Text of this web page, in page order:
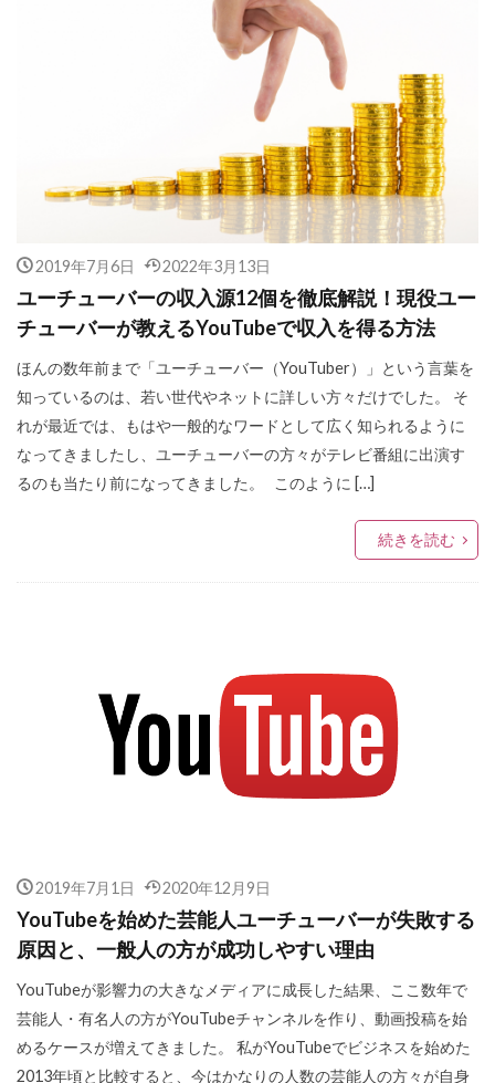
2019年7月6日 2022年3月13日
ユーチューバーの収入源12個を徹底解説！現役ユー
チューバーが教えるYouTubeで収入を得る方法
ほんの数年前まで「ユーチューバー（YouTuber）」という言葉を
知っているのは、若い世代やネットに詳しい方々だけでした。 そ
れが最近では、もはや一般的なワードとして広く知られるように
なってきましたし、ユーチューバーの方々がテレビ番組に出演す
るのも当たり前になってきました。 このように […]
続きを読む
2019年7月1日 2020年12月9日
YouTubeを始めた芸能人ユーチューバーが失敗する
原因と、一般人の方が成功しやすい理由
YouTubeが影響力の大きなメディアに成長した結果、ここ数年で
芸能人・有名人の方がYouTubeチャンネルを作り、動画投稿を始
めるケースが増えてきました。 私がYouTubeでビジネスを始めた
2013年頃と比較すると、今はかなりの人数の芸能人の方々が自身